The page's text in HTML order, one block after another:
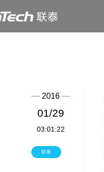
2016
01/29
03:01:22
联泰